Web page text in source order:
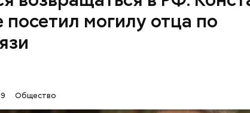
могилу отца по
Общество
кабачков